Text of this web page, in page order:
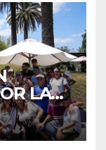
LA